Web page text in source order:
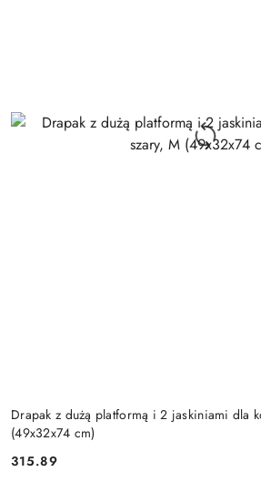
Drapak z dużą platformą i 2 jaskiniami dla
(49x32x74 cm)
Cena:
315.89